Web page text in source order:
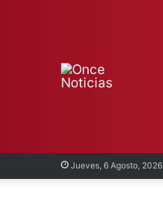
Jueves, 6 Agosto, 2026